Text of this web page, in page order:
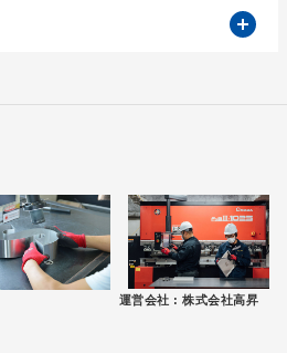
運営会社 : 株式会社高昇